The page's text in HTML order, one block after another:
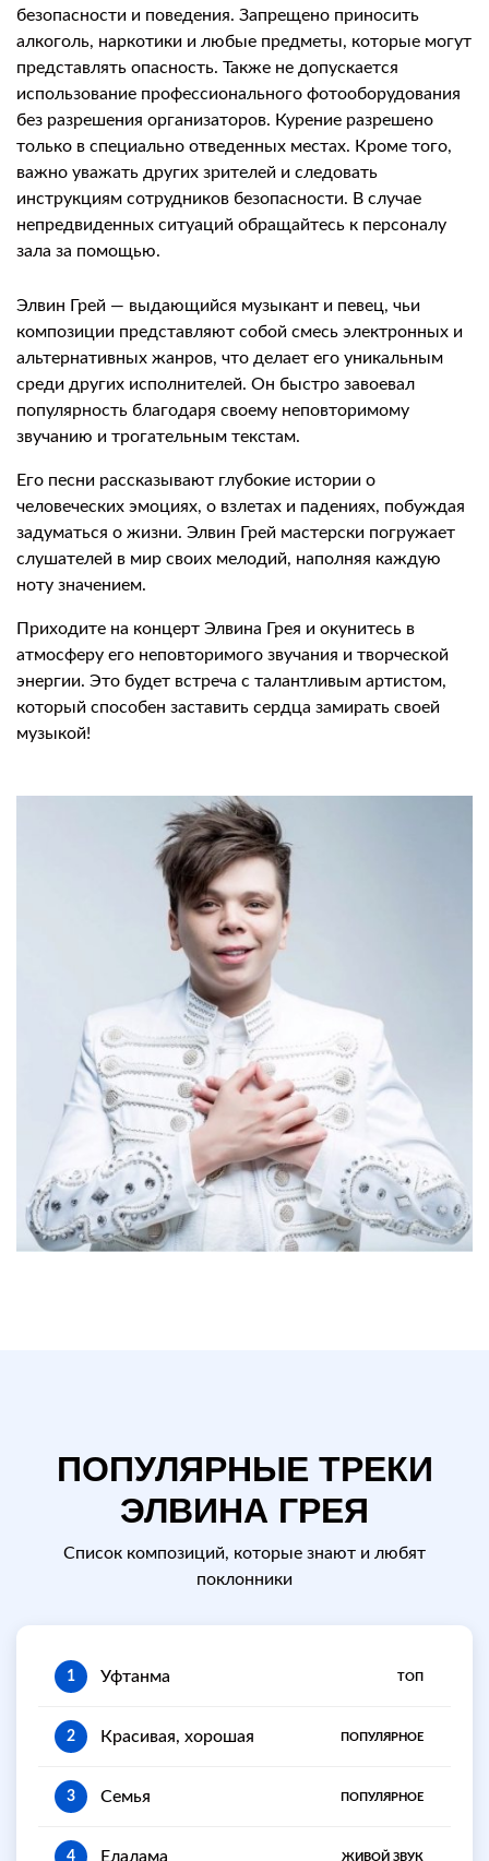
безопасности и поведения. Запрещено приносить
алкоголь, наркотики и любые предметы, которые могут
представлять опасность. Также не допускается
использование профессионального фотооборудования
без разрешения организаторов. Курение разрешено
только в специально отведенных местах. Кроме того,
важно уважать других зрителей и следовать
инструкциям сотрудников безопасности. В случае
непредвиденных ситуаций обращайтесь к персоналу
зала за помощью.
Элвин Грей — выдающийся музыкант и певец, чьи
композиции представляют собой смесь электронных и
альтернативных жанров, что делает его уникальным
среди других исполнителей. Он быстро завоевал
популярность благодаря своему неповторимому
звучанию и трогательным текстам.
Его песни рассказывают глубокие истории о
человеческих эмоциях, о взлетах и падениях, побуждая
задуматься о жизни. Элвин Грей мастерски погружает
слушателей в мир своих мелодий, наполняя каждую
ноту значением.
Приходите на концерт Элвина Грея и окунитесь в
атмосферу его неповторимого звучания и творческой
энергии. Это будет встреча с талантливым артистом,
который способен заставить сердца замирать своей
музыкой!
ПОПУЛЯРНЫЕ ТРЕКИ
ЭЛВИНА ГРЕЯ
Список композиций, которые знают и любят
поклонники
1 Уфтанма ТОП
2 Красивая, хорошая ПОПУЛЯРНОЕ
3 Семья ПОПУЛЯРНОЕ
4 Елалама ЖИВОЙ ЗВУК